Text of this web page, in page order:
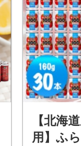
【北海
用】ふ